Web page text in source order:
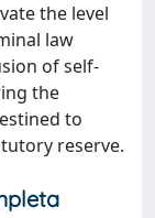
the level
law
of self-
the
to
reserve.